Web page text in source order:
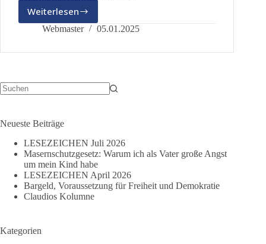
Weiterlesen
Clemens
Sandmeier
Webmaster 05.01.2025
Neueste Beiträge
LESEZEICHEN Juli 2026
Masernschutzgesetz: Warum ich als Vater große Angst
um mein Kind habe
LESEZEICHEN April 2026
Bargeld, Voraussetzung für Freiheit und Demokratie
Claudios Kolumne
Kategorien